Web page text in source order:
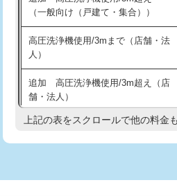
持込商品取付（浄水器・分岐水栓）
業）
排水管工事（追加 排水管工事/3ｍ超
え）
マス交換（土の掘削・埋め戻し作業
（一般向け（戸建て・集合））
高圧洗浄機使用/3mまで（店舗・法
人）
追加 高圧洗浄機使用/3m超え（店
舗・法人）
高度高圧洗浄換
トーラー機使用/3mまで
上記の表をスクロールで他の料金